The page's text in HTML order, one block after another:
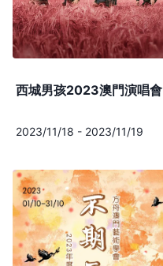
西城男孩2023澳門演唱會
2023/11/18 - 2023/11/19